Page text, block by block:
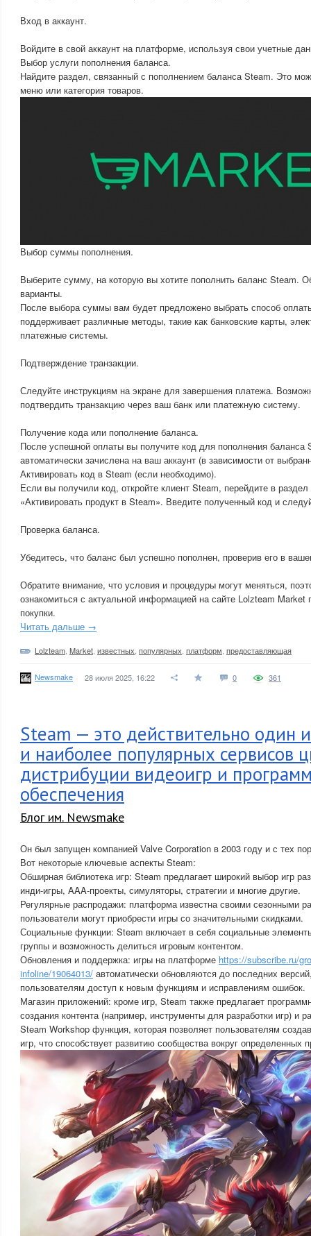
Вход в аккаунт.
Войдите в свой аккаунт на платформе, используя свои учетные
Выбор услуги пополнения баланса.
Найдите раздел, связанный с пополнением баланса Steam. Это
меню или категория товаров.
Выбор суммы пополнения.
Выберите сумму, на которую вы хотите пополнить баланс Steam.
варианты.
После выбора суммы вам будет предложено выбрать способ
поддерживает различные методы, такие как банковские карты,
платежные системы.
Подтверждение транзакции.
Следуйте инструкциям на экране для завершения платежа.
подтвердить транзакцию через ваш банк или платежную систему.
Получение кода или пополнение баланса.
После успешной оплаты вы получите код для пополнения баланса
автоматически зачислена на ваш аккаунт (в зависимости от
Активировать код в Steam (если необходимо).
Если вы получили код, откройте клиент Steam, перейдите в
«Активировать продукт в Steam». Введите полученный код и
Проверка баланса.
Убедитесь, что баланс был успешно пополнен, проверив его в
Обратите внимание, что условия и процедуры могут меняться,
ознакомиться с актуальной информацией на сайте Lolzteam
покупки.
Читать дальше →
Lolzteam Market известных популярных платформ предоставляющая
Newsmake 28 июля 2025, 16:22 0 361
Steam — это действительно один
и наиболее популярных сервисов
дистрибуции видеоигр и
обеспечения
Блог им. Newsmake
Он был запущен компанией Valve Corporation в 2003 году и с тех
Вот некоторые ключевые аспекты Steam:
Обширная библиотека игр: Steam предлагает широкий выбор игр
инди-игры, AAA-проекты, симуляторы, стратегии и многие другие.
Регулярные распродажи: платформа известна своими сезонными
пользователи могут приобрести игры со значительными скидками.
Социальные функции: Steam включает в себя социальные
группы и возможность делиться игровым контентом.
Обновления и поддержка: игры на платформе https://subscribe.ru/
infoline/19064013/ автоматически обновляются до последних
пользователям доступ к новым функциям и исправлениям ошибок.
Магазин приложений: кроме игр, Steam также предлагает
создания контента (например, инструменты для разработки игр) и
Steam Workshop функция, которая позволяет пользователям
игр, что способствует развитию сообщества вокруг определенных